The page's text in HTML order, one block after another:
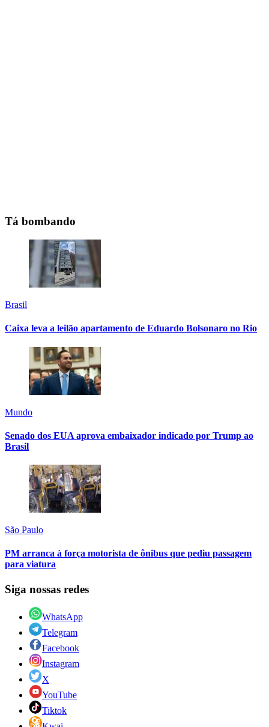
Tá bombando
Brasil
Caixa leva a leilão apartamento de Eduardo Bolsonaro no Rio
Mundo
Senado dos EUA aprova embaixador indicado por Trump ao
Brasil
São Paulo
PM arranca à força motorista de ônibus que pediu passagem
para viatura
Siga nossas redes
WhatsApp
Telegram
Facebook
Instagram
X
YouTube
Tiktok